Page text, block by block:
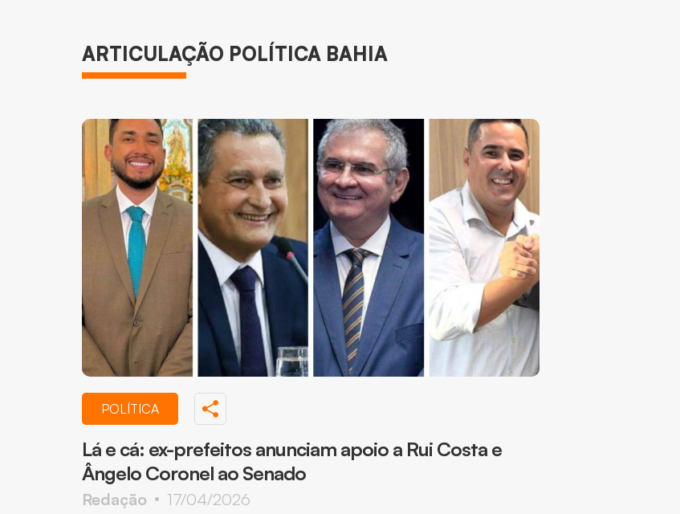
ARTICULAÇÃO POLÍTICA BAHIA
POLÍTICA
Lá e cá: ex-prefeitos anunciam apoio a Rui Costa e
Ângelo Coronel ao Senado
Redação 17/04/2026